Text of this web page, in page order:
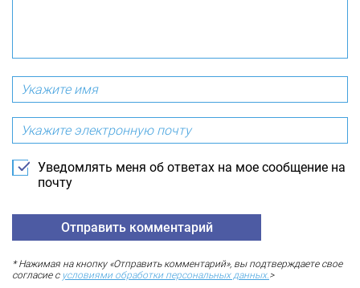
Уведомлять меня об ответах на мое сообщение на
почту
* Нажимая на кнопку «Отправить комментарий», вы подтверждаете свое
согласие с условиями обработки персональных данных.>